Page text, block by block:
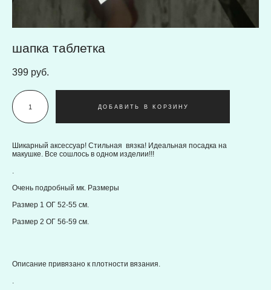
шапка таблетка
399 pуб.
ДОБАВИТЬ В КОРЗИНУ
Шикарный аксессуар! Стильная вязка! Идеальная посадка на
макушке. Все сошлось в одном изделии!!!
.
Очень подробный мк. Размеры
Размер 1 ОГ 52-55 см.
Размер 2 ОГ 56-59 см.
Описание привязано к плотности вязания.
.